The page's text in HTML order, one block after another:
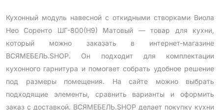
Кухонный модуль навесной с откидными створками Виола
Нео Соренто ШГ-800(Н9) Матовый — товар для кухни,
который можно заказать в интернет-магазине
ВСЯМЕБЕЛЬ.SHOP. Он подходит для комплектации
кухонного гарнитура и помогает собрать удобное решение
под размеры помещения. На сайте можно выбрать
подходящие элементы, сравнить варианты и оформить
заказ с доставкой. ВСЯМЕБЕЛЬ.SHOP делает покупку кухни